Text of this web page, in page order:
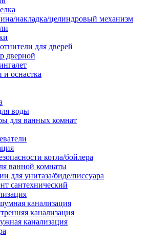
накладка/целиндровый механизм
для дверей
дверной
и оснастка
воды
для ванных комнат
котла/бойлера
ванной комнаты
для унитаза/биде/писсуара
сантехнический
канализация
канализация
канализация